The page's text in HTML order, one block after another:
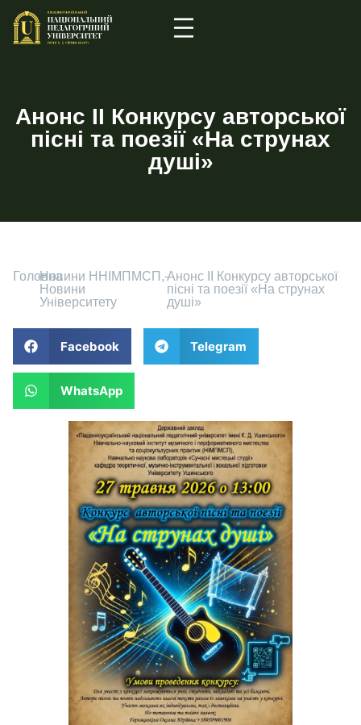
Анонс ІІ Конкурсу авторської
пісні та поезії «На струнах
душі»
Головна
-Новини ННІМПМСП ,
Новини
Університету
-Анонс ІІ Конкурсу авторської
пісні та поезії «На струнах
душі»
Facebook Telegram
WhatsApp